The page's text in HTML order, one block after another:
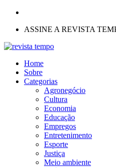
ASSINE A REVISTA
Home
Sobre
Categorias
Agronegócio
Cultura
Economia
Educação
Empregos
Entretenimento
Esporte
Justiça
Meio ambiente